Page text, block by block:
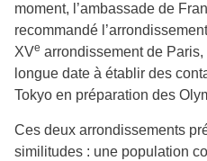
moment, l’ambassade de
recommandé
XVe arrondissement de
longue date à établir des
Tokyo en préparation des
Ces deux arrondissements
similitudes : une population